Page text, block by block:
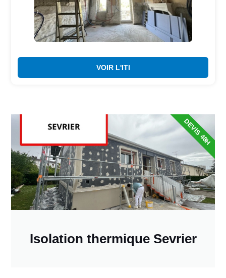
VOIR L'ITI
Isolation thermique Sevrier
DEVIS 48H